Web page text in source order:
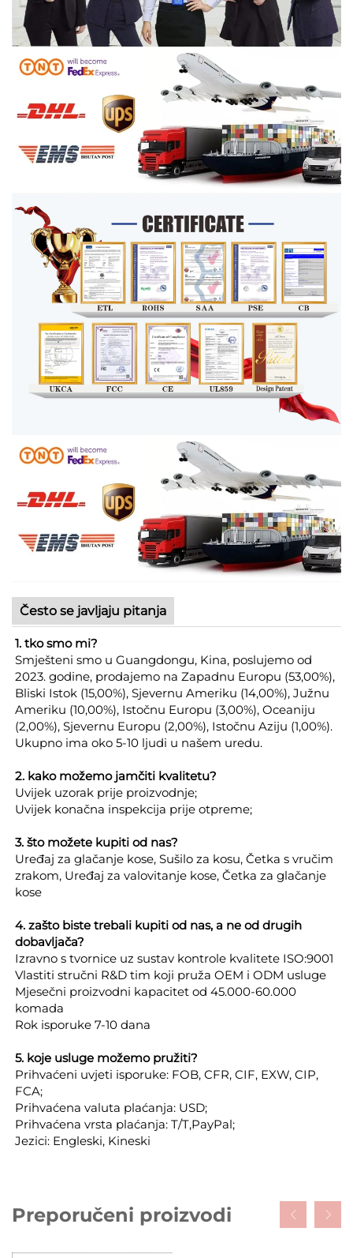
Često se javljaju pitanja
1. tko smo mi?
Smješteni smo u Guangdongu, Kina, poslujemo od
2023. godine, prodajemo na Zapadnu Europu (53,00%),
Bliski Istok (15,00%), Sjevernu Ameriku (14,00%), Južnu
Ameriku (10,00%), Istočnu Europu (3,00%), Oceaniju
(2,00%), Sjevernu Europu (2,00%), Istočnu Aziju (1,00%).
Ukupno ima oko 5-10 ljudi u našem uredu.
2. kako možemo jamčiti kvalitetu?
Uvijek uzorak prije proizvodnje;
Uvijek konačna inspekcija prije otpreme;
3. što možete kupiti od nas?
Uređaj za glačanje kose, Sušilo za kosu, Četka s vručim
zrakom, Uređaj za valovitanje kose, Četka za glačanje
kose
4. zašto biste trebali kupiti od nas, a ne od drugih
dobavljača?
Izravno s tvornice uz sustav kontrole kvalitete ISO:9001
Vlastiti stručni R&D tim koji pruža OEM i ODM usluge
Mjesečni proizvodni kapacitet od 45.000-60.000
komada
Rok isporuke 7-10 dana
5. koje usluge možemo pružiti?
Prihvaćeni uvjeti isporuke: FOB, CFR, CIF, EXW, CIP,
FCA;
Prihvaćena valuta plaćanja: USD;
Prihvaćena vrsta plaćanja: T/T,PayPal;
Jezici: Engleski, Kineski
Preporučeni proizvodi